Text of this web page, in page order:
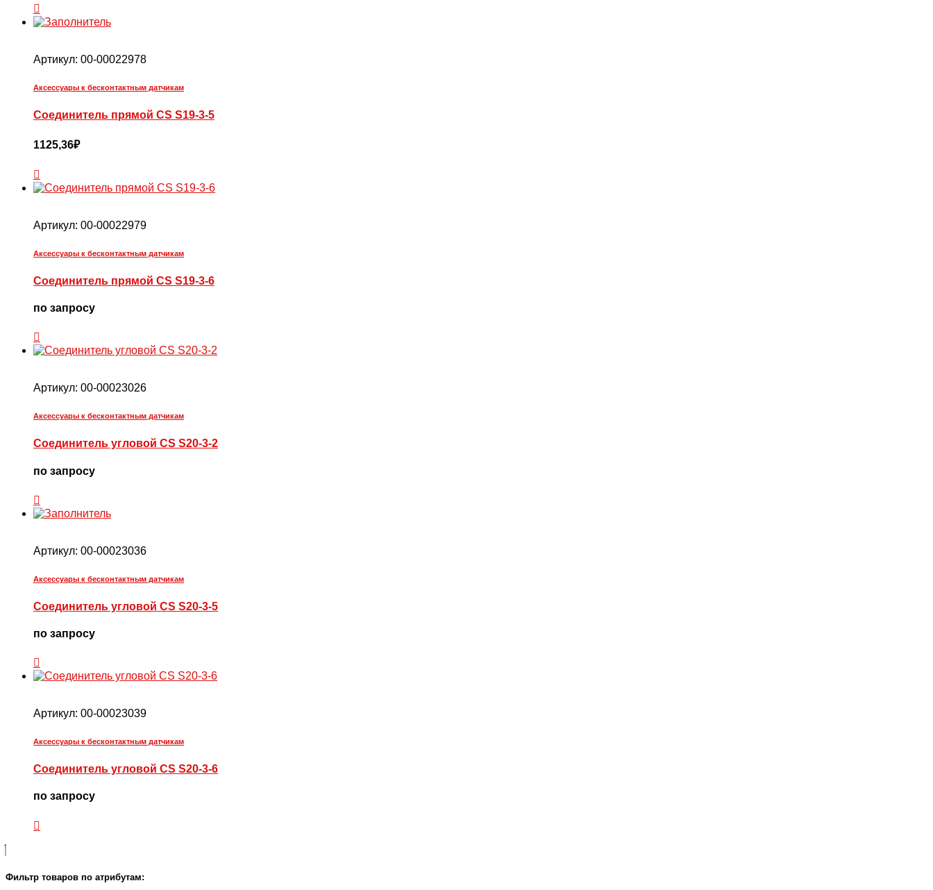
Артикул: 00-00022978
Аксессуары к бесконтактным датчикам
Соединитель прямой CS S19-3-5
1125,36₽
Артикул: 00-00022979
Аксессуары к бесконтактным датчикам
Соединитель прямой CS S19-3-6
по запросу
Артикул: 00-00023026
Аксессуары к бесконтактным датчикам
Соединитель угловой CS S20-3-2
по запросу
Артикул: 00-00023036
Аксессуары к бесконтактным датчикам
Соединитель угловой CS S20-3-5
по запросу
Артикул: 00-00023039
Аксессуары к бесконтактным датчикам
Соединитель угловой CS S20-3-6
по запросу
Фильтр товаров по атрибутам: